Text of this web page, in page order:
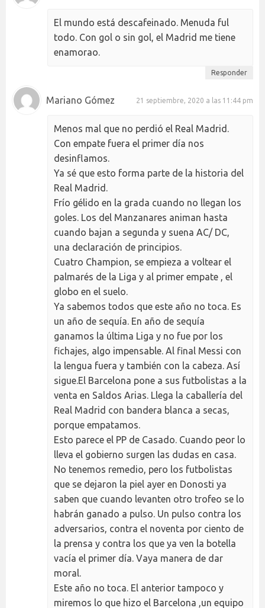
El mundo está descafeinado. Menuda ful
todo. Con gol o sin gol, el Madrid me tiene
enamorao.
Responder
Mariano Gómez 21 septiembre, 2020 a las 11:44 pm
Menos mal que no perdió el Real Madrid.
Con empate fuera el primer día nos
desinflamos.
Ya sé que esto forma parte de la historia del
Real Madrid.
Frío gélido en la grada cuando no llegan los
goles. Los del Manzanares animan hasta
cuando bajan a segunda y suena AC/ DC,
una declaración de principios.
Cuatro Champion, se empieza a voltear el
palmarés de la Liga y al primer empate , el
globo en el suelo.
Ya sabemos todos que este año no toca. Es
un año de sequía. En año de sequía
ganamos la última Liga y no fue por los
fichajes, algo impensable. Al final Messi con
la lengua fuera y también con la cabeza. Así
sigue.El Barcelona pone a sus futbolistas a la
venta en Saldos Arias. Llega la caballería del
Real Madrid con bandera blanca a secas,
porque empatamos.
Esto parece el PP de Casado. Cuando peor lo
lleva el gobierno surgen las dudas en casa.
No tenemos remedio, pero los futbolistas
que se dejaron la piel ayer en Donosti ya
saben que cuando levanten otro trofeo se lo
habrán ganado a pulso. Un pulso contra los
adversarios, contra el noventa por ciento de
la prensa y contra los que ya ven la botella
vacía el primer día. Vaya manera de dar
moral.
Este año no toca. El anterior tampoco y
miremos lo que hizo el Barcelona ,un equipo